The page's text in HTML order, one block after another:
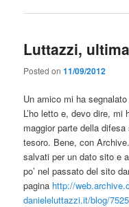
Luttazzi,
Posted on11/09/2012
Un amico mi ha
L’ho letto e, devo dire,
maggior parte della
tesoro. Bene, con
salvati per un dato sito e
po’ nel passato del sito
pagina http://
danieleluttazzi.it/blog/7525